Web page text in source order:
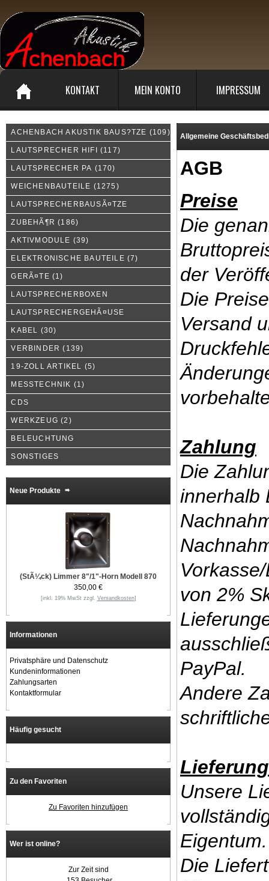
KONTAKT MEIN KONTO IMPRESSUM
ACHENBACH AKUSTIK BAUS?TZE (109)
LAUTSPRECHER HIFI (117)
LAUTSPRECHER PA (170)
WEICHENBAUTEILE (1275)
LAUTSPRECHERBAUSÃ¤TZE
ZUBEHÃ¶R (186)
AKTIVMODULE (39)
ELEKTRONISCHE BAUTEILE (7)
GERÃ¤TE (1)
LAUTSPRECHERBOXEN
LAUTSPRECHERGEHÃ¤USE
KABEL (30)
VERBINDER (139)
19-ZOLL ARTIKEL (5)
MESSTECHNIK (1)
CDS
WERKZEUG (2)
BELEUCHTUNG
SONSTIGES
Neue Produkte
(StÃ¼ck) Limmer 8"/1"-Horn Modell 870
350,00 €
[inkl. 19% MwSt zzgl. Versandkosten]
Informationen
Privatsphäre und Datenschutz
Kundeninformationen
Zahlungsarten
Kontaktformular
Häufig gesucht
Zu den Favoriten
Zu Favoriten hinzufügen
Wer ist online?
Zur Zeit sind
Allgemeine
AGB
Preise
Die
der
Die
Versand
Zahlung
Die
innerhalb
von 2%
PayPal.
Andere
Lieferung
Unsere
Eigentum.
Die